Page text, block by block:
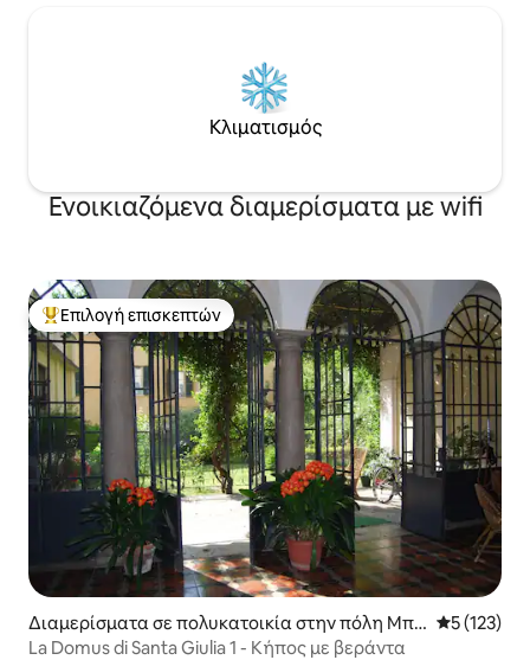
Κλιματισμός
Ενοικιαζόμενα διαμερίσματα με wifi
Κορυφαία επιλογή επισκεπτών
Επιλογή επισκεπτών
Διαμερίσματα σε πολυκατοικία στην πόλη Μπρ
έσια
Μέση
5 (123)
La Domus di Santa Giulia 1 - Κήπος με βεράντα